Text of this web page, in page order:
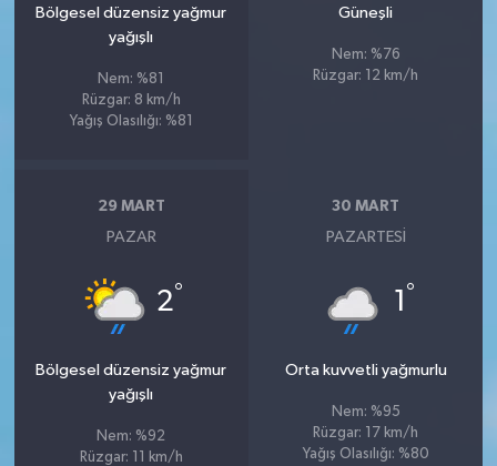
Bölgesel düzensiz yağmur
yağışlı
Nem: %81
Rüzgar: 8 km/h
Yağış Olasılığı: %81
Güneşli
Nem: %76
Rüzgar: 12 km/h
29 MART
PAZAR
2°
Bölgesel düzensiz yağmur
yağışlı
Nem: %92
Rüzgar: 11 km/h
30 MART
PAZARTESI
1 °
Orta kuvvetli yağmurlu
Nem: %95
Rüzgar: 17 km/h
Yağış Olasılığı: %80